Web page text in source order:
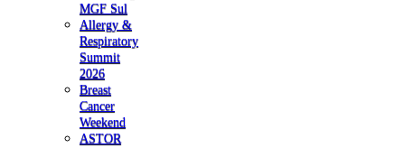
MGF Sul
Allergy &
Respiratory
Summit
2026
Breast
Cancer
Weekend
ASTOR